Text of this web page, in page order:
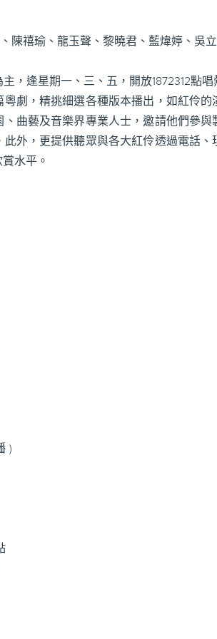
陳禧瑜、龍玉聲、黎曉君、藍煒婷、吳
，逢星期一、三、五，開放1872312點
劇，精挑細選各種版本播出，如紅伶的
曲藝及音樂界專業人士，邀請他們參
外，更提供聽眾與各大紅伶透過電話
水平。
)